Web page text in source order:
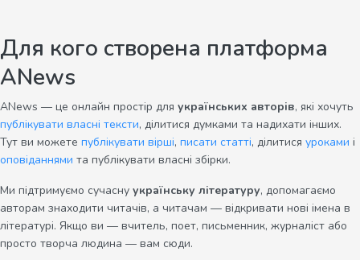
Для кого створена платформа
ANews
ANews — це онлайн простір для українських авторів, які хочуть
публікувати власні тексти, ділитися думками та надихати інших.
Тут ви можете публікувати вірші, писати статті, ділитися уроками і
оповіданнями та публікувати власні збірки.
Ми підтримуємо сучасну українську літературу, допомагаємо
авторам знаходити читачів, а читачам — відкривати нові імена в
літературі. Якщо ви — вчитель, поет, письменник, журналіст або
просто творча людина — вам сюди.